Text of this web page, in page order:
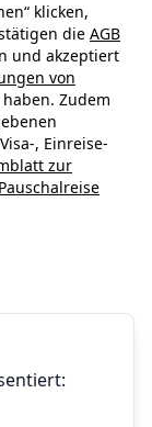
klicken,
die AGB
und akzeptiert
von
Zudem
, Einreise-
zur